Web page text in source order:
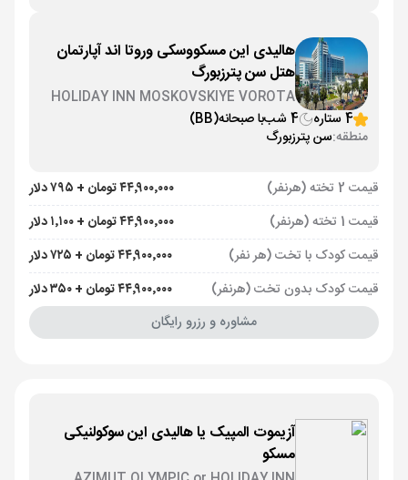
هالیدی این مسکووسکی وروتا اند آپارتمان
هتل سن پترزبورگ
HOLIDAY INN MOSKOVSKIYE VOROTA
AND APARTAMENTS
4 ستاره 4 شب با صبحانه(BB)
منطقه:سن پترزبورگ
قیمت 2 تخته (هرنفر)
۴۴٬۹۰۰٬۰۰۰ تومان + ۷۹۵ دلار
قیمت 1 تخته (هرنفر)
۴۴٬۹۰۰٬۰۰۰ تومان + ۱٬۱۰۰ دلار
قیمت کودک با تخت (هر نفر)
۴۴٬۹۰۰٬۰۰۰ تومان + ۷۲۵ دلار
قیمت کودک بدون تخت (هرنفر)
۴۴٬۹۰۰٬۰۰۰ تومان + ۳۵۰ دلار
مشاوره و رزرو رایگان
آزیموت المپیک یا هالیدی این سوکولنیکی
مسکو